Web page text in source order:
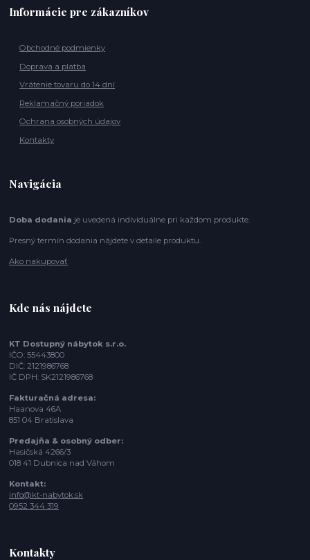
Informácie pre zákazníkov
Obchodné podmienky
Doprava a platba
Vrátenie tovaru do 14 dní
Reklamačný poriadok
Ochrana osobných údajov
Kontakty
Navigácia
Doba dodania je uvedená individuálne pri každom produkte.
Presný termín dodania nájdete v detaile produktu.
Ako nakupovať
Kde nás nájdete
KT Dostupný nábytok s.r.o.
IČO: 55443800
DIČ: 2121986768
IČ DPH: SK2121986768
Fakturačná adresa:
Haanova 46A
851 04 Bratislava
Predajňa & osobný odber:
Hasičská 4266/3
018 41 Dubnica nad Váhom
Kontakt:
info@kt-nabytok.sk
0952 344 319
Kontakty